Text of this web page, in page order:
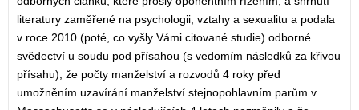
literatury zaměřené na psychologii, vztahy a sexualitu a podala
v roce 2010 (poté, co vyšly Vámi citované studie) odborné
svědectví u soudu pod přísahou (s vedomím následků za křivou
přísahu), že počty manželství a rozvodů 4 roky před
umožněním uzavírání manželství stejnopohlavním parům v